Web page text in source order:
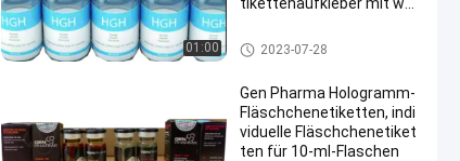
01:00
Etiketten der Durchstechflasch
en
2023-07-28
Gen Pharma Hologramm-
Fläschchenetiketten, indi
viduelle Fläschchenetiket
ten für 10-ml-Flaschen